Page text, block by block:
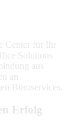
für Ihr
Solutions
aus
an
Büroservices.
Erfolg